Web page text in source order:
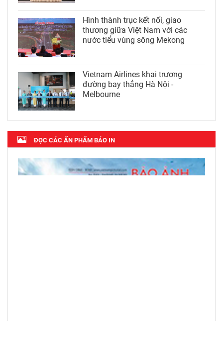
Hình thành trục kết nối, giao
thương giữa Việt Nam với các
nước tiểu vùng sông Mekong
Vietnam Airlines khai trương
đường bay thẳng Hà Nội -
Melbourne
ĐỌC CÁC ẤN PHẨM BÁO IN